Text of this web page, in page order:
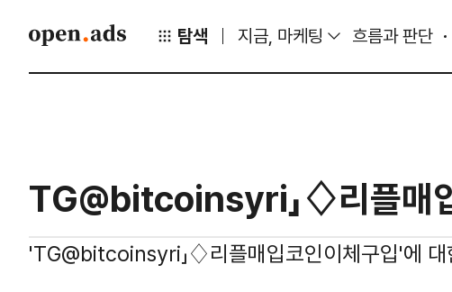
탐색 지금, 마케팅 흐름과 판단
'TG@bitcoinsyri」♢리플매입코인이체구입'에 대